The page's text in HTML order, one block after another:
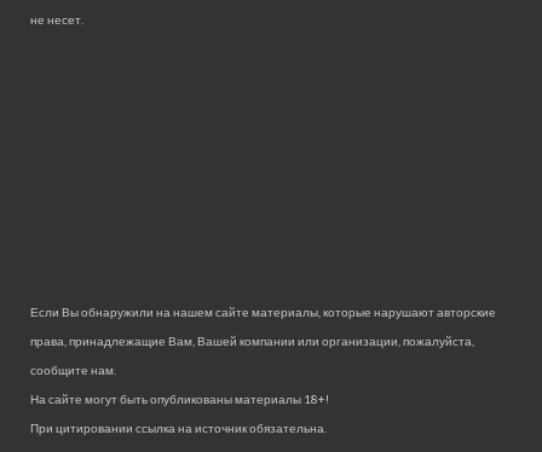
не несет.
Если Вы обнаружили на нашем сайте материалы, которые нарушают авторские
права, принадлежащие Вам, Вашей компании или организации, пожалуйста,
сообщите нам.
На сайте могут быть опубликованы материалы 18+!
При цитировании ссылка на источник обязательна.